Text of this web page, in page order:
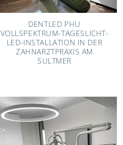
DENTLED PHU
VOLLSPEKTRUM-TAGESLICHT-
LED-INSTALLATION IN DER
ZAHNARZTPRAXIS AM
SULTMER